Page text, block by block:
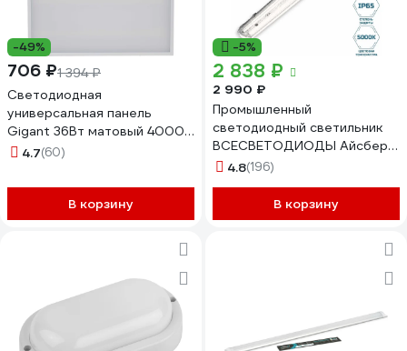
-49%
706 ₽1 394 ₽
Светодиодная
универсальная панель
Gigant 36Вт матовый 4000K
2900Лм IP40 (с драйвером)
4.7(60)
В корзину
-5%
2 838 ₽
2 990 ₽
Промышленный
светодиодный светильник
ВСЕСВЕТОДИОДЫ Айсберг
40W, 5250 Lm, IP 65, 220V,
4.8(196)
В корзину